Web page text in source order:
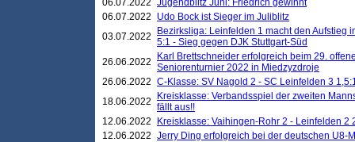
06.07.2022 Jugendblitz Juni: Friedrich gewinnt
06.07.2022
Udo Bock ist Sieger im Juliblitz
03.07.2022
Bezirksliga: Leinfelden 1 macht den Aufstieg
5:1 - Sieg gegen DJK Stuttgart-Süd
26.06.2022
Karl Brettschneider erfolgreich beim 29.
Seniorenturnier 2022 in Miedzyzdroje
26.06.2022 C-Klasse: SV Nagold 2 - SC Leinfelden 3
18.06.2022
Kreisklasse: Verbandsspiel der zweiten
fällt aus!!
12.06.2022
Kreisklasse: Vaihingen-Rohr 2 - Leinfelden 2
12.06.2022 Jerry Ding erfolgreich bei der deutschen U8-